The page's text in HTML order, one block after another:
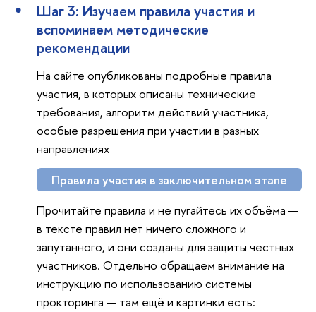
Шаг 3: Изучаем правила участия и
вспоминаем методические
рекомендации
На сайте опубликованы подробные правила
участия, в которых описаны технические
требования, алгоритм действий участника,
особые разрешения при участии в разных
направлениях
Правила участия в заключительном этапе
Прочитайте правила и не пугайтесь их объёма —
в тексте правил нет ничего сложного и
запутанного, и они созданы для защиты честных
участников. Отдельно обращаем внимание на
инструкцию по использованию системы
прокторинга — там ещё и картинки есть: